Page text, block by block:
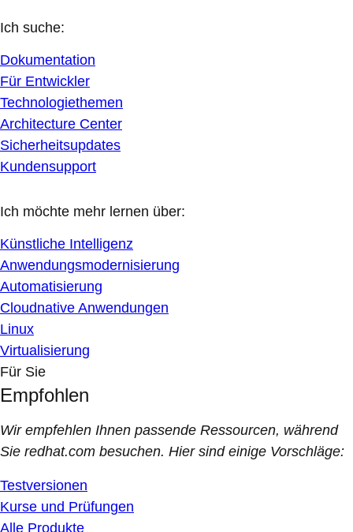
Ich suche:
Dokumentation
Für Entwickler
Technologiethemen
Architecture Center
Sicherheitsupdates
Kundensupport
Ich möchte mehr lernen über:
Künstliche Intelligenz
Anwendungsmodernisierung
Automatisierung
Cloudnative Anwendungen
Linux
Virtualisierung
Für Sie
Empfohlen
Wir empfehlen Ihnen passende Ressourcen, während
Sie redhat.com besuchen. Hier sind einige Vorschläge:
Testversionen
Kurse und Prüfungen
Alle Produkte